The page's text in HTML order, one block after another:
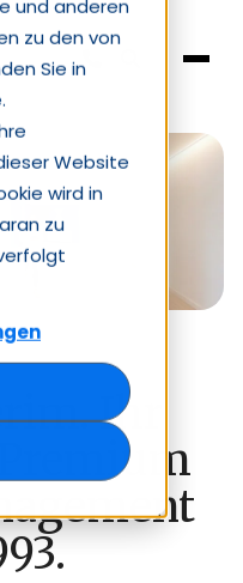
und anderen
zu den von
Sie in
Website
wird in
zu
Ihr